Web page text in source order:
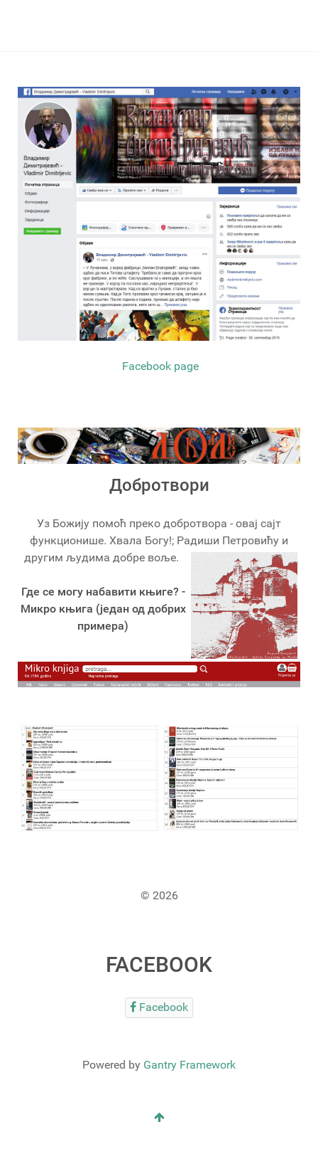
Facebook page
Добротвори
Уз Божију помоћ преко добротвора - овај сајт
функционише. Хвала Богу!; Радиши Петровићу и
другим људима добре воље.
Где се могу набавити књиге? -
Микро књига (један од добрих
примера)
© 2026
FACEBOOK
Facebook
Powered by Gantry Framework